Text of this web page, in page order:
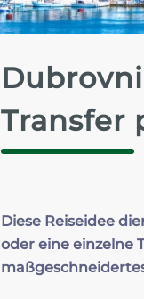
Transfer
Diese Reiseidee
oder eine einzelne
Zum Profil